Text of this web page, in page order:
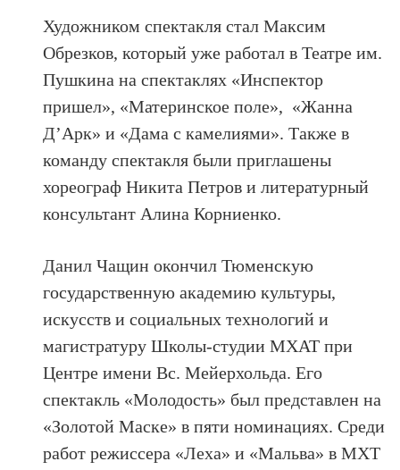
Художником спектакля стал Максим
Обрезков, который уже работал в Театре им.
Пушкина на спектаклях «Инспектор
пришел», «Материнское поле», «Жанна
Д’Арк» и «Дама с камелиями». Также в
команду спектакля были приглашены
хореограф Никита Петров и литературный
консультант Алина Корниенко.
Данил Чащин окончил Тюменскую
государственную академию культуры,
искусств и социальных технологий и
магистратуру Школы-студии МХАТ при
Центре имени Вс. Мейерхольда. Его
спектакль «Молодость» был представлен на
«Золотой Маске» в пяти номинациях. Среди
работ режиссера «Леха» и «Мальва» в МХТ